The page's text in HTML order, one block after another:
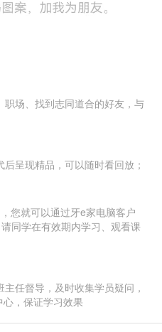
场、找到志同道合的好友，与
呈现精品，可以随时看回放；
您就可以通过牙e家电脑客户
同学在有效期内学习、观看课
任督导，及时收集学员疑问，
，保证学习效果